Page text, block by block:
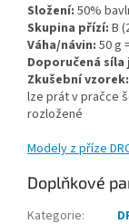
Složení: 50%
Skupina přízí: B
Váha/návin: 50 g
Doporučená síla
Zkušební vzorek:
lze prát v pračce
rozložené
Modely z příze
Doplňkové
Kategorie: